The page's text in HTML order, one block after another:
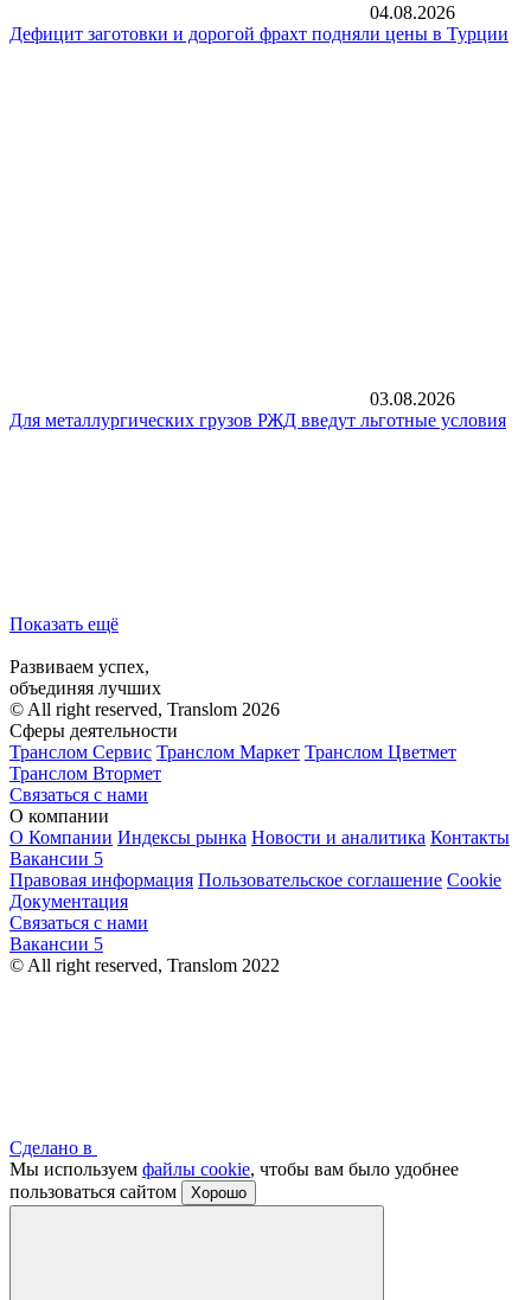
04.08.2026
Дефицит заготовки и дорогой фрахт подняли цены в Турции
03.08.2026
Для металлургических грузов РЖД введут льготные условия
Показать ещё
Развиваем успех,
объединяя лучших
© All right reserved, Translom 2026
Сферы деятельности
Транслом Сервис Транслом Маркет Транслом Цветмет
Транслом Втормет
Связаться с нами
О компании
О Компании Индексы рынка Новости и аналитика Контакты
Вакансии 5
Правовая информация Пользовательское соглашение Cookie
Документация
Связаться с нами
Вакансии 5
© All right reserved, Translom 2022
Сделано в
Мы используем файлы cookie, чтобы вам было удобнее
пользоваться сайтом
Хорошо